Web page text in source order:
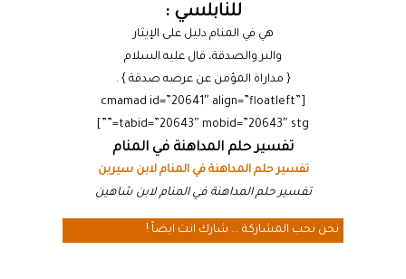
للنابلسي :
هي في المنام دليل على الإيثار
والبر والصدقة، قال عليه السلام
{ مداراة المؤمن عن عرضه صدقة } .
[cmamad id=”20641″ align=”floatleft”
tabid=”20643″ mobid=”20643″ stg=””]
تفسير حلم المداهنة في المنام
تفسير حلم المداهنة في المنام لابن سيرين
تفسير حلم المداهنة في المنام لابن شاهين
نحن نحب المشاركة ... شارك انت ايضاً !